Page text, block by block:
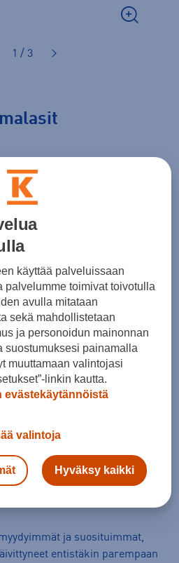
1 / 3
ostoskoriin
1-3 arkipäivää.
ja suosituimmat,
entistäkin parempaan
käyttää palveluissaan
palvelumme toimivat toivotulla
avulla mitataan
sekä mahdollistetaan
ja personoidun mainonnan
suostumuksesi painamalla
muuttamaan valintojasi
linkin kautta.
evästekäytännöistä
valintoja
Hyväksy kaikki